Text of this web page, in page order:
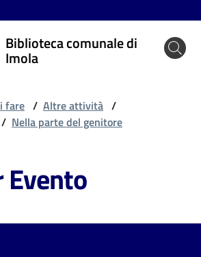
Biblioteca comunale di
Imola
fare / Altre attività /
/ Nella parte del genitore
Evento